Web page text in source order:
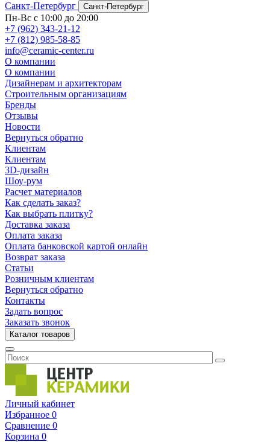
Санкт-Петербург
Санкт-Петербург
Пн-Вс с 10:00 до 20:00
+7 (962) 343-21-12
+7 (812) 985-58-85
info@ceramic-center.ru
О компании
О компании
Дизайнерам и архитекторам
Строительным организациям
Бренды
Отзывы
Новости
Вернуться обратно
Клиентам
Клиентам
3D-дизайн
Шоу-рум
Расчет материалов
Как сделать заказ?
Как выбрать плитку?
Доставка заказа
Оплата заказа
Оплата банковской картой онлайн
Возврат заказа
Статьи
Розничным клиентам
Вернуться обратно
Контакты
Задать вопрос
Заказать звонок
Каталог товаров
Личный кабинет
Избранное 0
Сравнение 0
Корзина 0